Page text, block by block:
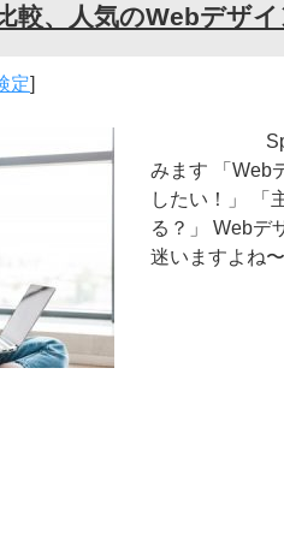
較、人気のWebデザイ
定]
みます 「Web
したい！」 「
る？」 Webデ
迷いますよね